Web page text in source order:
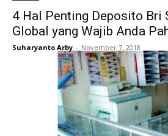
4 Hal Penting Deposito Bri
Global yang Wajib Anda
Suharyanto Arby - November 7, 2018